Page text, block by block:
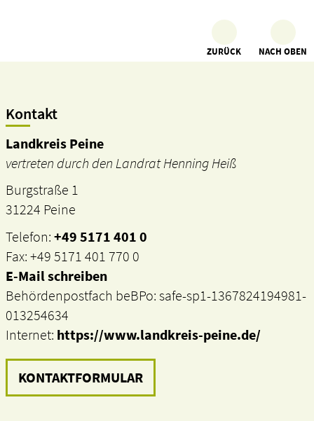
ZURÜCK NACH OBEN
Kontakt
Landkreis Peine
vertreten durch den Landrat Henning Heiß
Burgstraße 1
31224 Peine
Telefon:+49 5171 401 0
Fax: +49 5171 401 770 0
E-Mail schreiben
Behördenpostfach beBPo: safe-sp1-1367824194981-
013254634
Internet: https://www.landkreis-peine.de/
KONTAKTFORMULAR